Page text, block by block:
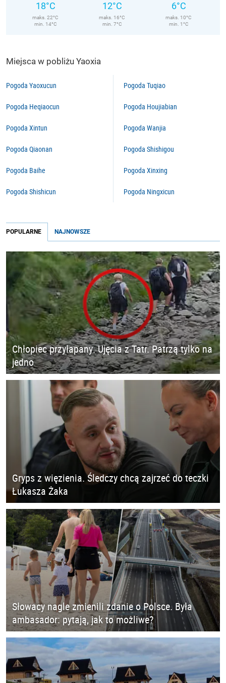
18°C
maks. 22°C
min. 14°C
12°C
maks. 16°C
min. 7°C
6°C
maks. 10°C
min. 1°C
Miejsca w pobliżu Yaoxia
Pogoda Yaoxucun
Pogoda Heqiaocun
Pogoda Xintun
Pogoda Qiaonan
Pogoda Baihe
Pogoda Shishicun
Pogoda Tuqiao
Pogoda Houjiabian
Pogoda Wanjia
Pogoda Shishigou
Pogoda Xinxing
Pogoda Ningxicun
POPULARNE NAJNOWSZE
Chłopiec przyłapany. Ujęcia z Tatr. Patrzą tylko na
jedno
Gryps z więzienia. Śledczy chcą zajrzeć do teczki
Łukasza Żaka
Słowacy nagle zmienili zdanie o Polsce. Była
ambasador: pytają, jak to możliwe?